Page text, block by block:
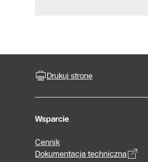
Drukuj stronę
Wsparcie
Cennik
Dokumentacja techniczna